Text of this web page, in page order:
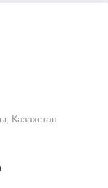
Казахстан